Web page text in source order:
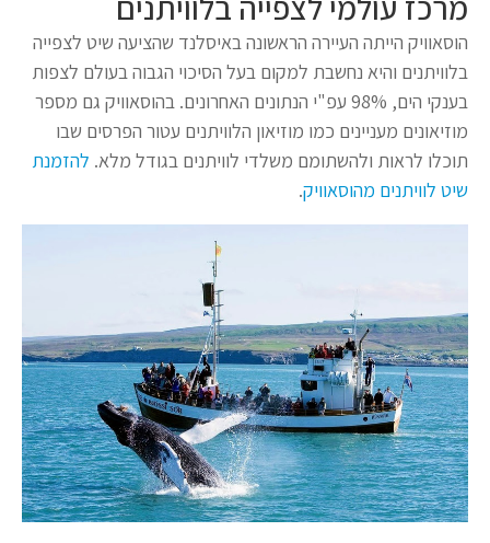
הוסאוויק הייתה העיירה הראשונה באיסלנד שהציעה שיט לצפייה
בלוויתנים והיא נחשבת למקום בעל הסיכוי הגבוה בעולם לצפות
בענקי הים, 98% עפ"י הנתונים האחרונים. בהוסאוויק גם מספר
מוזיאונים מעניינים כמו מוזיאון הלוויתנים עטור הפרסים שבו
תוכלו לראות ולהשתומם משלדי לוויתנים בגודל מלא. להזמנת
שיט לוויתנים מהוסאוויק.